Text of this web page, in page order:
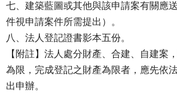
七、建築藍圖或其他與該申請案有關應
件視申請案件所需提出）。
八、法人登記證書影本五份。
【附註】法人處分財產、合建、自建案
為限，完成登記之財產為限者，應先依
出申辦。